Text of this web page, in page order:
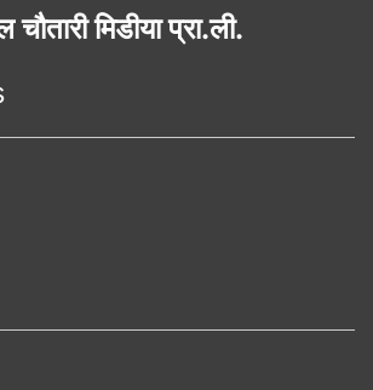
चौतारी मिडीया प्रा.ली.